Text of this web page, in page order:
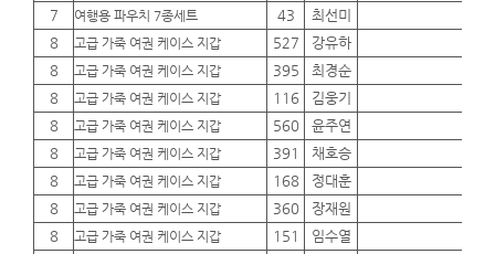
7
여행용 파우치 7종세트 43 최선미
8
고급 가죽 여권 케이스 지갑 527 강유하
8
고급 가죽 여권 케이스 지갑 395 최경순
8
고급 가죽 여권 케이스 지갑 116 김웅기
8
고급 가죽 여권 케이스 지갑 560 윤주연
8
고급 가죽 여권 케이스 지갑 391 채호승
8
고급 가죽 여권 케이스 지갑 168 정대훈
8
고급 가죽 여권 케이스 지갑 360 장재원
8
고급 가죽 여권 케이스 지갑 151 임수열